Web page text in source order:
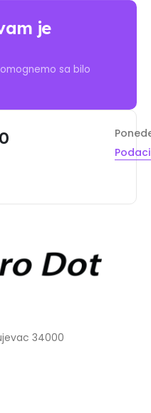
je
sa bilo
34000